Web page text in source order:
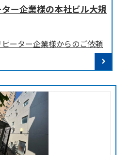
ー企業様の本社ビル大規
ーター企業様からのご依頼